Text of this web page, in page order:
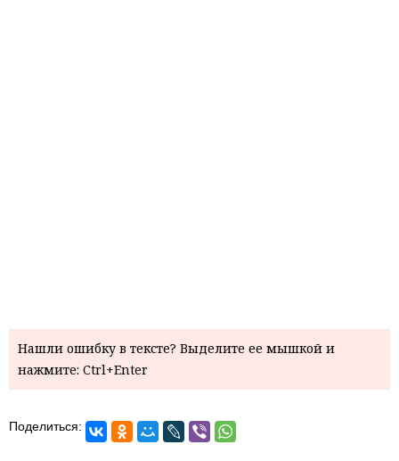
Нашли ошибку в тексте? Выделите ее мышкой и
нажмите: Ctrl+Enter
Поделиться: